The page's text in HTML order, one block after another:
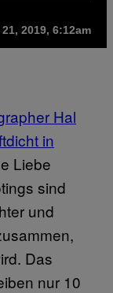
2019, 6:12am
Hal
in
Liebe
sind
und
Das
nur 10